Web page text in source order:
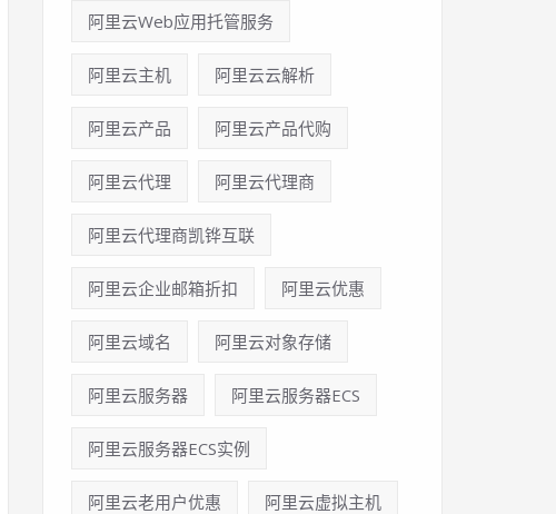
阿里云Web应用托管服务
阿里云主机 阿里云云解析
阿里云产品 阿里云产品代购
阿里云代理 阿里云代理商
阿里云代理商凯铧互联
阿里云企业邮箱折扣 阿里云优惠
阿里云域名 阿里云对象存储
阿里云服务器 阿里云服务器ECS
阿里云服务器ECS实例
阿里云老用户优惠 阿里云虚拟主机